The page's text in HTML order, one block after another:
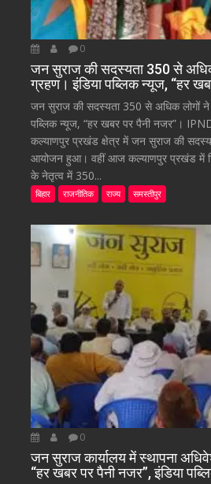
0
जन सुराज की सदस्यता 350 से
ग्रहण। इंडिया पब्लिक न्यूज, “हर
जन सुराज की सदस्यता 350 से अधिक लोगों ने
पब्लिक न्यूज, “हर खबर पर पैनी नजर”।
कल्याणपुर प्रखंड क्षेत्र में जन सुराज की
आयोजन हुआ। वहीं आज कल्याणपुर प्रखंड में
के नेतृत्व में 350...
बिहार राजनीतिक राज्य समस्तीपुर
0
जन सुराज कार्यालय में स्थापना
“हर खबर पर पैनी नजर”, इंडिया